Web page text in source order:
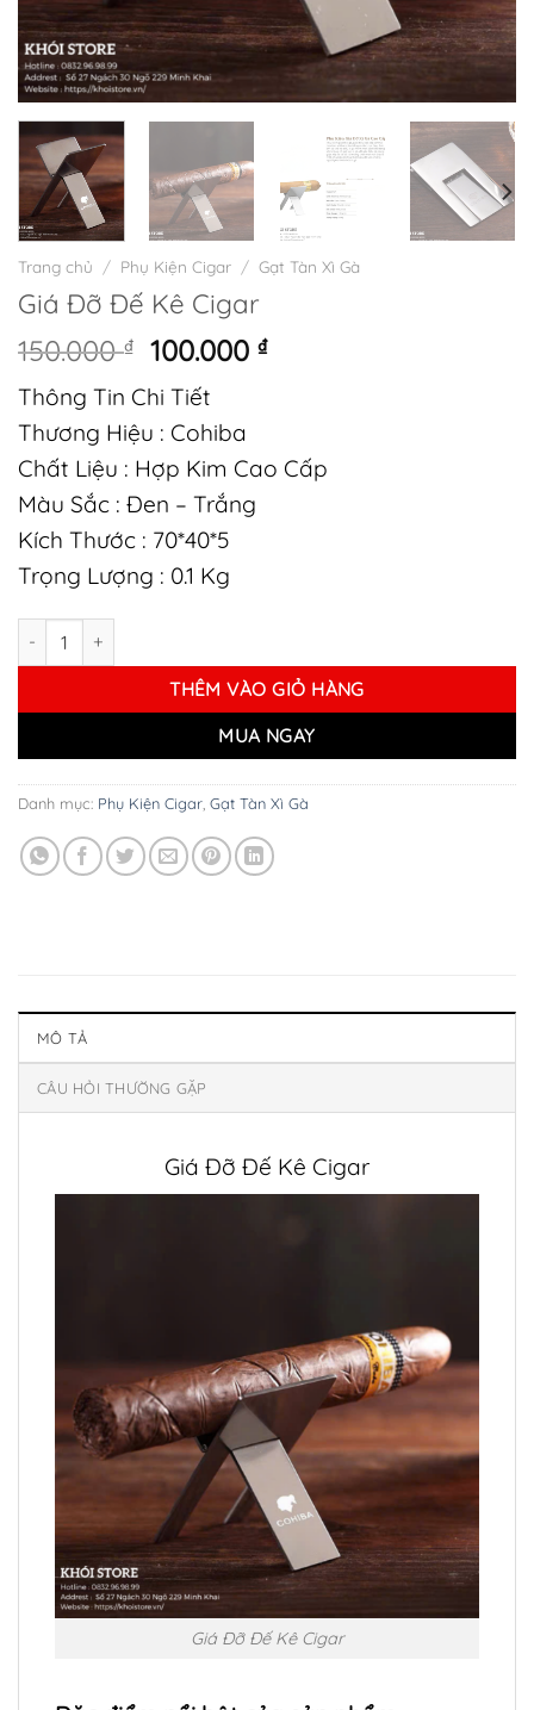
Trang chủ / Phụ Kiện Cigar / Gạt Tàn Xì Gà
Giá Đỡ Đế Kê Cigar
150.000₫
Giá
gốc
là:
150.000 ₫.
100.000₫Giá
100.000 ₫.
Thông Tin Chi Tiết
Thương Hiệu : Cohiba
Chất Liệu : Hợp Kim Cao Cấp
Màu Sắc : Đen – Trắng
Kích Thước : 70*40*5
Trọng Lượng : 0.1 Kg
Giá Đỡ Đế Kê Cigar số lượng
THÊM VÀO GIỎ HÀNG
MUA NGAY
Danh mục: Phụ Kiện Cigar Gạt Tàn Xì Gà
MÔ TẢ
CÂU HỎI THƯỜNG GẶP
Giá Đỡ Đế Kê Cigar
Giá Đỡ Đế Kê Cigar